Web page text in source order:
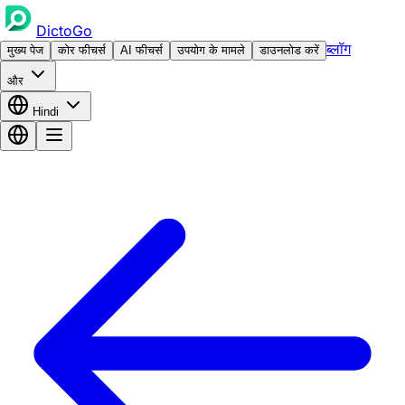
DictoGo
मुख्य पेज कोर फीचर्स AI फीचर्स उपयोग के मामले डाउनलोड करें ब्लॉग
और
Hindi